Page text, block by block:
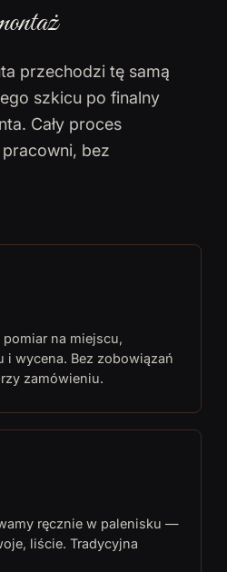
przechodzi tę samą
szkicu po finalny
Cały proces
bez
na miejscu,
i wycena. Bez zobowiązań
zamówieniu.
ręcznie w palenisku —
liście. Tradycyjna